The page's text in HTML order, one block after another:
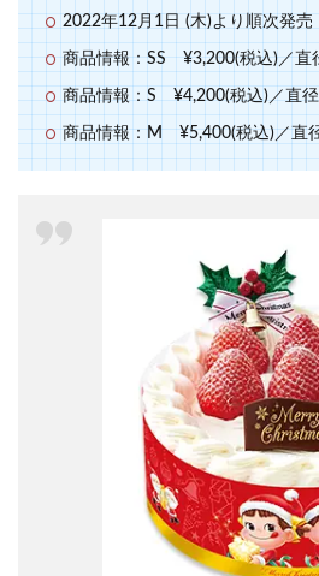
2022年12月1日 (木)より順次発売
商品情報：SS ¥3,200(税込)／
商品情報：S ¥4,200(税込)／直
商品情報：M ¥5,400(税込)／直